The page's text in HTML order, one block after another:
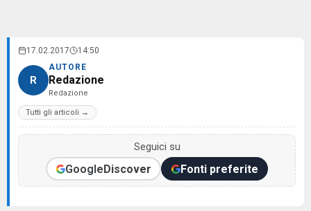
17.02.2017 14:50
R
AUTORE
Redazione
Redazione
Tutti gli articoli →
Seguici su
GoogleDiscover Fonti preferite